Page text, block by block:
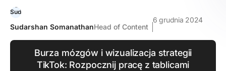
Sudarshan SomanathanHead of Content
6 grudnia 2024
Burza mózgów i wizualizacja strategii
TikTok: Rozpocznij pracę z tablicami